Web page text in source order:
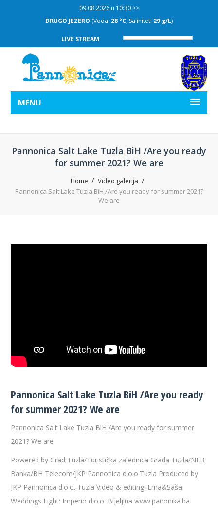
09.08.2026 u 10:30 >>
DRUGO JEZERO (Voda: 28 °C, Salinitet: 29 g/L)
LIVE STREAM
MENU
Pannonica Salt Lake Tuzla BiH /Are you ready
for summer 2021? We are
Home
Video galerija
Pannonica Salt Lake Tuzla BiH /Are you ready for summer 2021?
We are
Pannonica Salt Lake Tuzla BiH /Are you ready
for summer 2021? We are
Pannonica Salt Lake Tuzla BiH /Are you ready for summer
2021? We are
Powered by Grad Tuzla/Turistička zajednica Grada Tuzla/NLB
Banka/BH Telecom/JKP Pannonica d.o.o.Tuzla Produced by
JKP Pannonica d.o.o. Tuzla Video & editing: Ema&Saša
Weddings Light: Imperio d.o.o. Bijeljina www.panonika.ba